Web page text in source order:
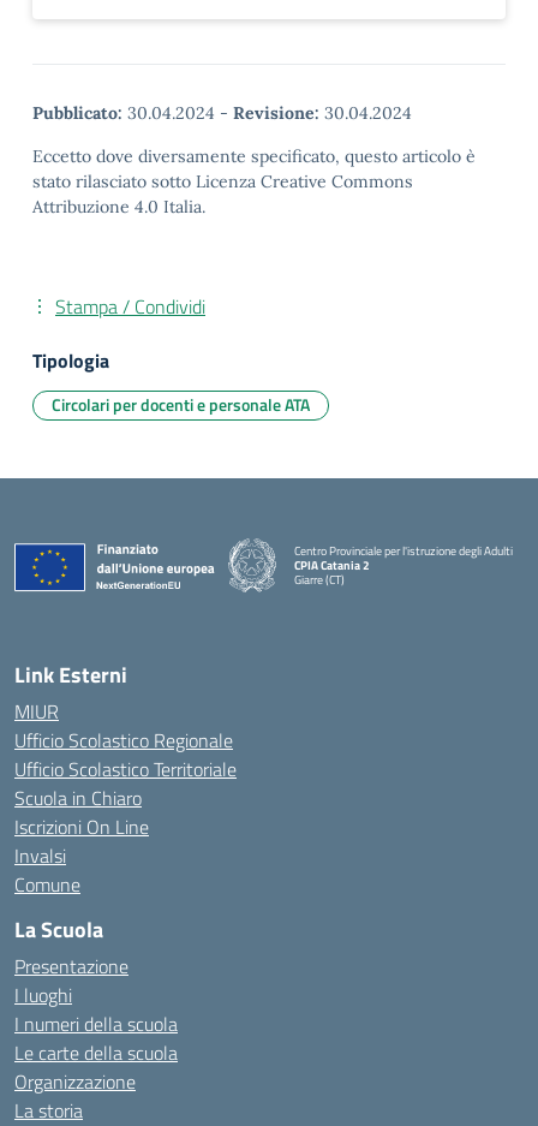
Pubblicato: 30.04.2024 - Revisione: 30.04.2024
Eccetto dove diversamente specificato, questo articolo è
stato rilasciato sotto Licenza Creative Commons
Attribuzione 4.0 Italia.
Stampa / Condividi
Tipologia
Circolari per docenti e personale ATA
Centro Provinciale per l'istruzione degli Adulti
CPIA Catania 2
Giarre (CT)
Link Esterni
MIUR
Ufficio Scolastico Regionale
Ufficio Scolastico Territoriale
Scuola in Chiaro
Iscrizioni On Line
Invalsi
Comune
La Scuola
Presentazione
I luoghi
I numeri della scuola
Le carte della scuola
Organizzazione
La storia